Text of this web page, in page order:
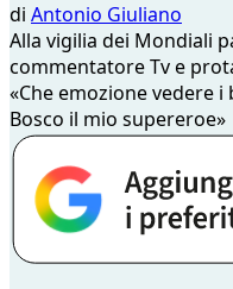
di Antonio Giuliano
Alla vigilia dei Mondiali
commentatore Tv e
«Che emozione vedere
Bosco il mio supereroe»